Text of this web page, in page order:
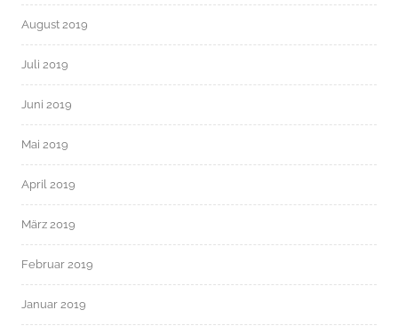
August 2019
Juli 2019
Juni 2019
Mai 2019
April 2019
März 2019
Februar 2019
Januar 2019